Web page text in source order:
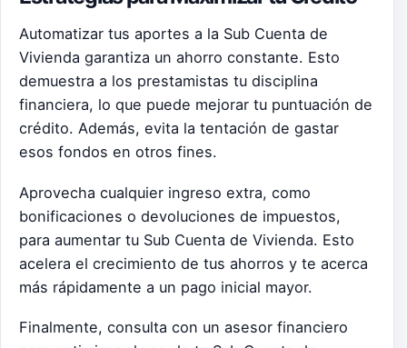
Automatizar tus aportes a la Sub Cuenta de
Vivienda garantiza un ahorro constante. Esto
demuestra a los prestamistas tu disciplina
financiera, lo que puede mejorar tu puntuación de
crédito. Además, evita la tentación de gastar
esos fondos en otros fines.
Aprovecha cualquier ingreso extra, como
bonificaciones o devoluciones de impuestos,
para aumentar tu Sub Cuenta de Vivienda. Esto
acelera el crecimiento de tus ahorros y te acerca
más rápidamente a un pago inicial mayor.
Finalmente, consulta con un asesor financiero